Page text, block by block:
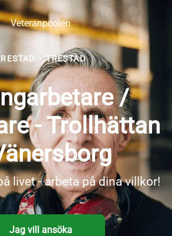
Veteranpoolen
· TRESTAD
/
- Trollhättan
livet - arbeta på dina villkor!
Jag vill ansöka